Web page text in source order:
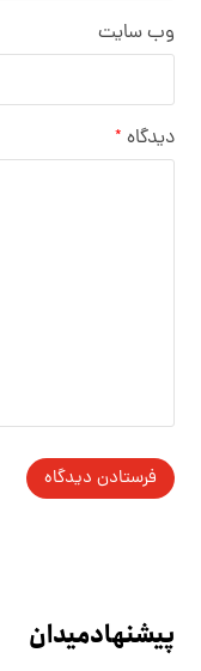
وب‌ سایت
دیدگاه *
پیشنهاد میدان